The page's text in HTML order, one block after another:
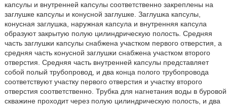
капсулы и внутренней капсулы соответственно закреплены на
заглушке капсулы и конусной заглушке. Заглушка капсулы,
конусная заглушка, наружная капсула и внутренняя капсула
образуют закрытую полую цилиндрическую полость. Средняя
часть заглушки капсулы снабжена участком первого отверстия, а
средняя часть конусной заглушки снабжена участком второго
отверстия. Средняя часть внутренней капсулы представляет
собой полый трубопровод, и два конца полого трубопровода
соответствуют участку первого отверстия и участку второго
отверстия соответственно. Трубка для нагнетания воды в буровой
скважине проходит через полую цилиндрическую полость, и два